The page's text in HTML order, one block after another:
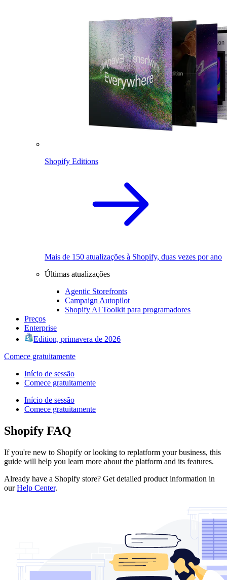
Shopify Editions
Mais de 150 atualizações à Shopify, duas vezes por ano
Últimas atualizações
Agentic Storefronts
Campaign Autopilot
Shopify AI Toolkit para programadores
Preços
Enterprise
Edition, primavera de 2026
Comece gratuitamente
Início de sessão
Comece gratuitamente
Início de sessão
Comece gratuitamente
Shopify FAQ
If you're new to Shopify or looking to replatform your business, this
guide will help you learn more about the platform and its features.
Already have a Shopify store? Get detailed product information in
ourHelp Center.